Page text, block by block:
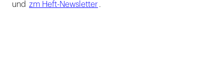
und zm Heft-Newsletter .